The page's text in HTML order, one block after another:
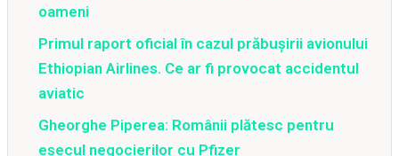
oameni
Primul raport oficial în cazul prăbușirii avionului
Ethiopian Airlines. Ce ar fi provocat accidentul
aviatic
Gheorghe Piperea: Românii plătesc pentru
eșecul negocierilor cu Pfizer